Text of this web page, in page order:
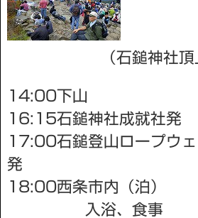
（石鎚神社頂上
14:00下山
16:15石鎚神社成就社発
17:00石鎚登山ロープウ
発
18:00西条市内（泊）
入浴、食事